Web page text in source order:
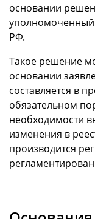
основании
уполномоченный
РФ.
Такое решение
основании
составляется в
обязательном
необходимости
изменения в
производится